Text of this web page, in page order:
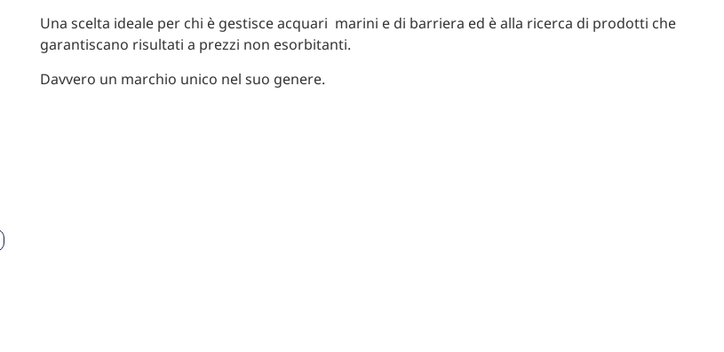
Una scelta ideale per chi è gestisce acquari marini e di barriera ed è alla ricerca di prodotti che
garantiscano risultati a prezzi non esorbitanti.
Davvero un marchio unico nel suo genere.